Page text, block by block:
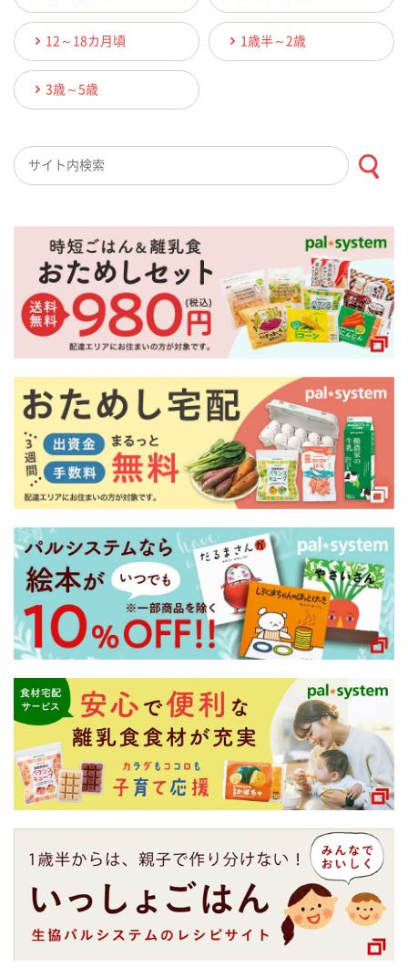
12～18カ月頃 1歳半～2歳
3歳～5歳
検索キーワード入力